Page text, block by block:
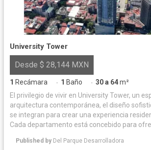
University Tower
Desde $ 28,144 MXN
1 Recámara · 1 Baño · 30 a 64m²
El privilegio de vivir en University Tower, un
arquitectura contemporánea, el diseño
se integran para crear una experiencia
Cada departamento está concebido para
perfecto entre elegancia y funcionalidad. Las amenidades han
Published by Del Parque Desarrolladora